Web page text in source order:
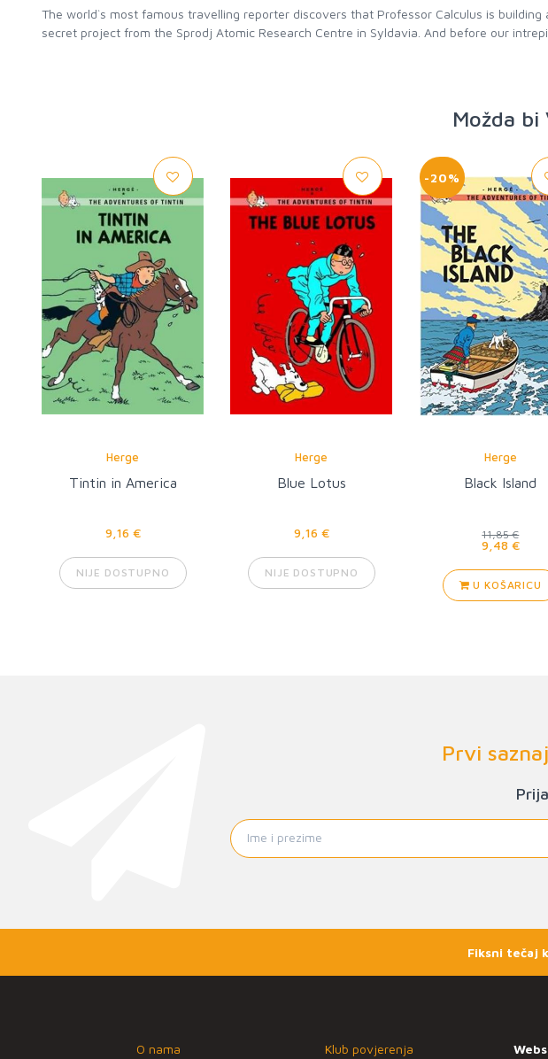
The world`s most famous travelling reporter discovers that Professor Calculus is
secret project from the Sprodj Atomic Research Centre in Syldavia. And before our
Možda
Herge
Tintin in America
9,16 €
NIJE DOSTUPNO
Herge
Blue Lotus
9,16 €
NIJE DOSTUPNO
-20%
Herge
Black Island
11,85 €
9,48 €
U KOŠARICU
Prvi
Fiksni tečaj
O nama
Klub povjerenja